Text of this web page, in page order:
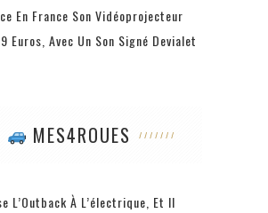
En France Son Vidéoprojecteur
Euros, Avec Un Son Signé Devialet
MES4ROUES
L’Outback À L’électrique, Et Il